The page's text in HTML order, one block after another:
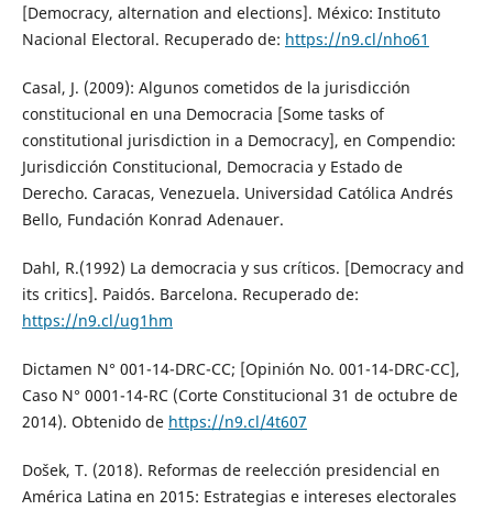
[Democracy, alternation and elections]. México: Instituto
Nacional Electoral. Recuperado de: https://n9.cl/nho61
Casal, J. (2009): Algunos cometidos de la jurisdicción
constitucional en una Democracia [Some tasks of
constitutional jurisdiction in a Democracy], en Compendio:
Jurisdicción Constitucional, Democracia y Estado de
Derecho. Caracas, Venezuela. Universidad Católica Andrés
Bello, Fundación Konrad Adenauer.
Dahl, R.(1992) La democracia y sus críticos. [Democracy and
its critics]. Paidós. Barcelona. Recuperado de:
https://n9.cl/ug1hm
Dictamen N° 001-14-DRC-CC; [Opinión No. 001-14-DRC-CC],
Caso N° 0001-14-RC (Corte Constitucional 31 de octubre de
2014). Obtenido de https://n9.cl/4t607
Došek, T. (2018). Reformas de reelección presidencial en
América Latina en 2015: Estrategias e intereses electorales